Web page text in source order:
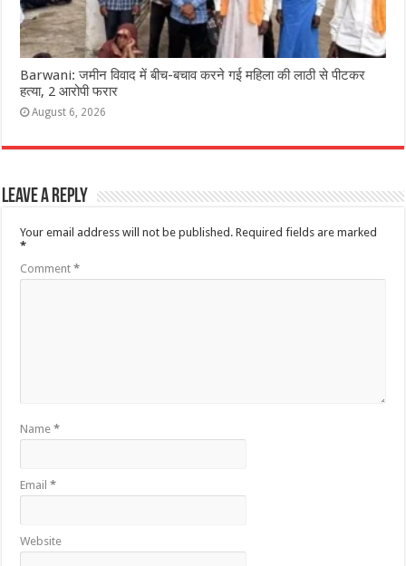
Barwani: जमीन विवाद में बीच-बचाव करने गई महिला की लाठी से पीटकर
हत्या, 2 आरोपी फरार
August 6, 2026
Leave a Reply
Your email address will not be published. Required fields are marked
*
Comment*
Name*
Email*
Website